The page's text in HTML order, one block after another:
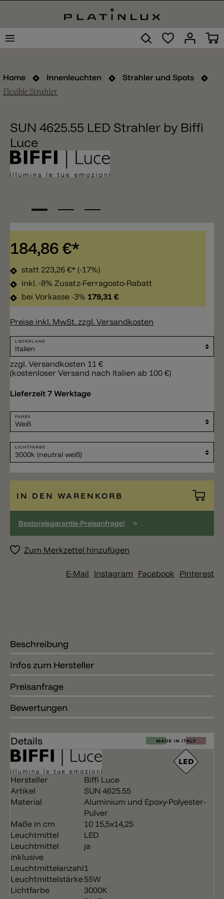
Home Innenleuchten Strahler und Spots
Flexible Strahler
SUN 4625.55 LED Strahler by Biffi
Luce
184,86 €*
statt 223,26 €* (-17%)
inkl. -8% Zusatz-Ferragosto-Rabatt
bei Vorkasse -3% 179,31 €
Preise inkl. MwSt. zzgl. Versandkosten
LIEFERLAND
zzgl. Versandkosten 11 €
(kostenloser Versand nach Italien ab 100 €)
Lieferzeit 7 Werktage
FARBE
LICHTFARBE
IN DEN WARENKORB
Bestpreisgarantie-Preisanfrage! >
Zum Merkzettel hinzufügen
E-Mail Instagram Facebook Pinterest
Beschreibung
Infos zum Hersteller
Preisanfrage
Bewertungen
Details
Hersteller
Biffi Luce
Artikel
SUN 4625.55
Material
Aluminium und Epoxy-Polyester-
Pulver
Maße in cm
10 15,5x14,25
Leuchtmittel
LED
Leuchtmittel
inklusive
ja
Leuchtmittelanzahl1
Leuchtmittelstärke55W
Lichtfarbe
3000K